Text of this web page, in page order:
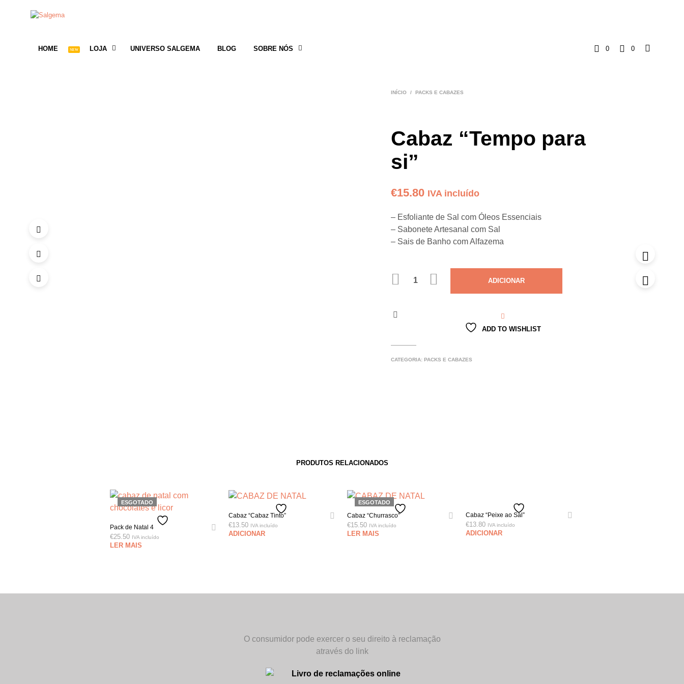
0 0
HOME LOJA UNIVERSO SALGEMA BLOG SOBRE NÓS
INÍCIO / PACKS E CABAZES
Cabaz “Tempo para
si”
€15.80 IVA incluído
– Esfoliante de Sal com Óleos Essenciais
– Sabonete Artesanal com Sal
– Sais de Banho com Alfazema
QUANTIDADE
ADICIONAR
ADD TO WISHLIST
CATEGORIA:PACKS E CABAZES
PRODUTOS RELACIONADOS
ESGOTADO
Pack de Natal 4
€25.50 IVA incluído
LER MAIS
Cabaz “Cabaz Tinto”
€13.50 IVA incluído
ADICIONAR
ESGOTADO
Cabaz “Churrasco”
€15.50 IVA incluído
LER MAIS
Cabaz “Peixe ao Sal”
€13.80 IVA incluído
ADICIONAR
O consumidor pode exercer o seu direito à reclamação
através do link